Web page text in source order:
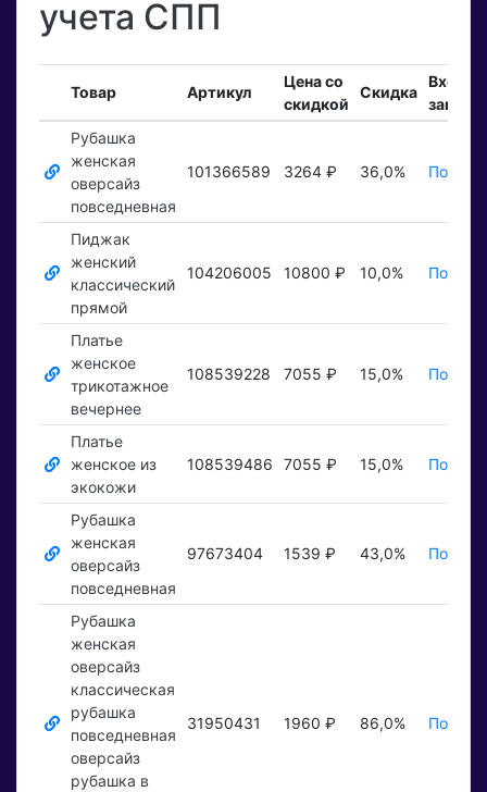
учета СПП
Товар Артикул
Цена со
скидкой
Скидка
заказы
Рубашка
женская
оверсайз
повседневная
101366589 3264 ₽ 36,0%
Пиджак
женский
классический
прямой
104206005 10800 ₽ 10,0%
Платье
женское
трикотажное
вечернее
108539228 7055 ₽ 15,0%
Платье
женское из
экокожи
108539486 7055 ₽ 15,0%
Рубашка
женская
оверсайз
повседневная
97673404 1539 ₽ 43,0%
Рубашка
женская
оверсайз
классическая
рубашка
повседневная
оверсайз
рубашка в
31950431 1960 ₽ 86,0%